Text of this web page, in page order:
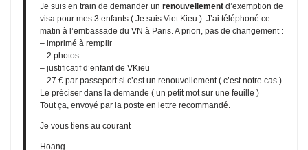
Je suis en train de demander un renouvellement d’exemption de
visa pour mes 3 enfants ( Je suis Viet Kieu ). J’ai téléphoné ce
matin à l’embassade du VN à Paris. A priori, pas de changement :
– imprimé à remplir
– 2 photos
– justificatif d’enfant de VKieu
– 27 € par passeport si c’est un renouvellement ( c’est notre cas ).
Le préciser dans la demande ( un petit mot sur une feuille )
Tout ça, envoyé par la poste en lettre recommandé.
Je vous tiens au courant
Hoang